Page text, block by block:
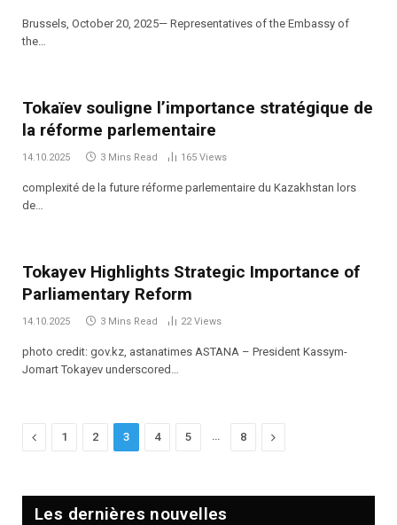
Brussels, October 20, 2025— Representatives of the Embassy of
the…
Tokaïev souligne l’importance stratégique de
la réforme parlementaire
14.10.2025 3 Mins Read 165 Views
complexité de la future réforme parlementaire du Kazakhstan lors
de…
Tokayev Highlights Strategic Importance of
Parliamentary Reform
14.10.2025 3 Mins Read 22Views
photo credit: gov.kz, astanatimes ASTANA – President Kassym-
Jomart Tokayev underscored…
Previous
1 2 3 4 5 … 8 Next
Les dernières nouvelles